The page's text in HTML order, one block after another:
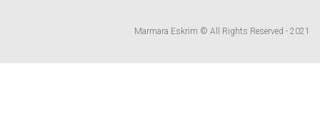
Marmara Eskrim © All Rights Reserved - 2021